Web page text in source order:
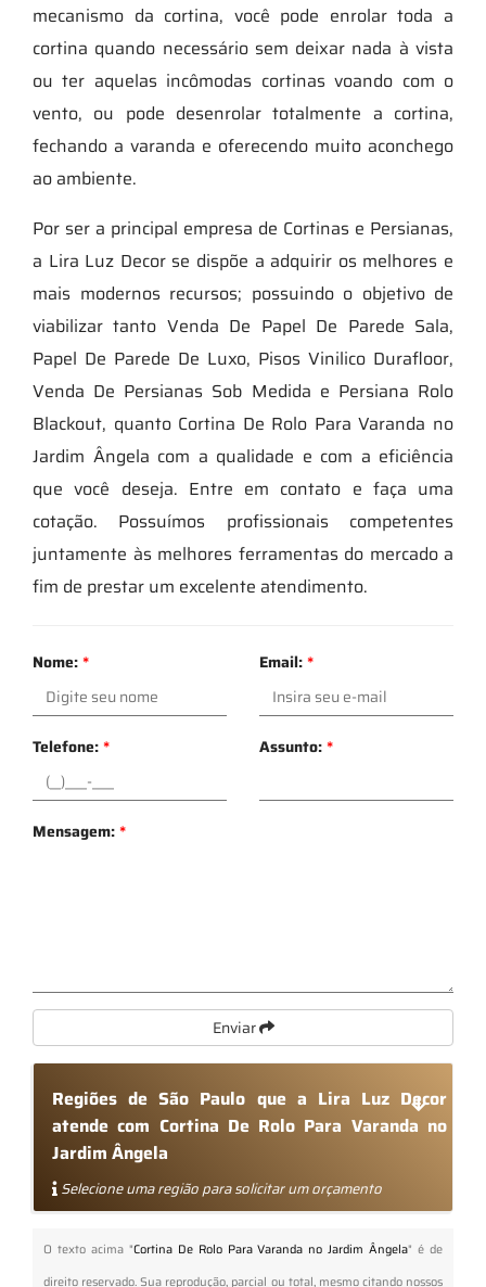
mecanismo da cortina, você pode enrolar toda a
cortina quando necessário sem deixar nada à vista
ou ter aquelas incômodas cortinas voando com o
vento, ou pode desenrolar totalmente a cortina,
fechando a varanda e oferecendo muito aconchego
ao ambiente.
Por ser a principal empresa de Cortinas e Persianas,
a Lira Luz Decor se dispõe a adquirir os melhores e
mais modernos recursos; possuindo o objetivo de
viabilizar tanto Venda De Papel De Parede Sala,
Papel De Parede De Luxo, Pisos Vinilico Durafloor,
Venda De Persianas Sob Medida e Persiana Rolo
Blackout, quanto Cortina De Rolo Para Varanda no
Jardim Ângela com a qualidade e com a eficiência
que você deseja. Entre em contato e faça uma
cotação. Possuímos profissionais competentes
juntamente às melhores ferramentas do mercado a
fim de prestar um excelente atendimento.
Nome:* Email:*
Telefone:* Assunto:*
Mensagem:*
Enviar
Regiões de São Paulo que a Lira Luz Decor
atende com Cortina De Rolo Para Varanda no
Jardim Ângela
Selecione uma região para solicitar um orçamento
O texto acima "Cortina De Rolo Para Varanda no Jardim Ângela" é de
direito reservado. Sua reprodução, parcial ou total, mesmo citando nossos